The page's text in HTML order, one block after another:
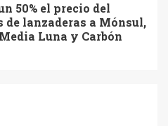
50% el precio del
lanzaderas a Mónsul,
Luna y Carbón